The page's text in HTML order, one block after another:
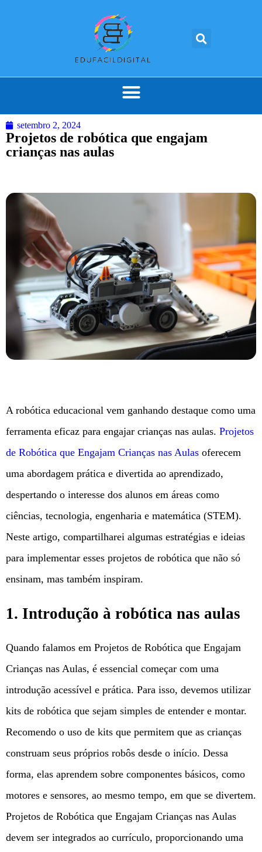
setembro 2, 2024
Projetos de robótica que engajam
crianças nas aulas
A robótica educacional vem ganhando destaque como uma
ferramenta eficaz para engajar crianças nas aulas. Projetos
de Robótica que Engajam Crianças nas Aulas oferecem
uma abordagem prática e divertida ao aprendizado,
despertando o interesse dos alunos em áreas como
ciências, tecnologia, engenharia e matemática (STEM).
Neste artigo, compartilharei algumas estratégias e ideias
para implementar esses projetos de robótica que não só
ensinam, mas também inspiram.
1. Introdução à robótica nas aulas
Quando falamos em Projetos de Robótica que Engajam
Crianças nas Aulas, é essencial começar com uma
introdução acessível e prática. Para isso, devemos utilizar
kits de robótica que sejam simples de entender e montar.
Recomendo o uso de kits que permitem que as crianças
construam seus próprios robôs desde o início. Dessa
forma, elas aprendem sobre componentes básicos, como
motores e sensores, ao mesmo tempo, em que se divertem.
Projetos de Robótica que Engajam Crianças nas Aulas
devem ser integrados ao currículo, proporcionando uma